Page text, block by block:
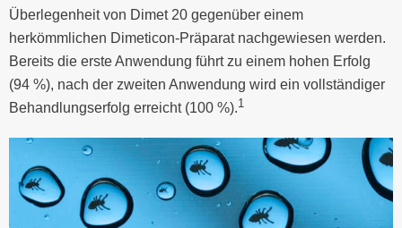
Überlegenheit von Dimet 20 gegenüber einem
herkömmlichen Dimeticon-Präparat nachgewiesen werden.
Bereits die erste Anwendung führt zu einem hohen Erfolg
(94 %), nach der zweiten Anwendung wird ein vollständiger
Behandlungserfolg erreicht (100 %).1